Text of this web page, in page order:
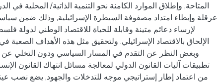
المتاحة, وإطلاق الموارد الكامنة نحو التنمية الذاتية/ المحلية في
عرقلة وإبطاء امتداد مصفوفة السيطرة الإسرائيلية, وذلك ضمن
لإرساء دعائم متينة وقابلة للحياة للاقتصاد الوطني لدولة
الإلحاق بالاقتصاد الإسرائيلي. ولتحقيق مثل هذه الأهداف الصعبة
وبغض النظر عن التقدم في المسار السياسي ودون التخلي عن
تطبيقات آليات القانون الدولي لمعالجة مسائل انتهاك القانون
من اعتماد إطار إستراتيجي موجه للتدخلات والجهود, يضع نصب